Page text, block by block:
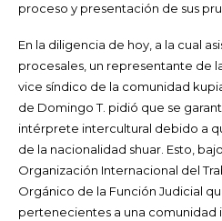
proceso y presentación de sus
En la diligencia de hoy, a la cual
procesales, un representante de
vice síndico de la comunidad
de Domingo T. pidió que se
intérprete intercultural debido a
de la nacionalidad shuar. Esto,
Organización Internacional del
Orgánico de la Función Judicial
pertenecientes a una